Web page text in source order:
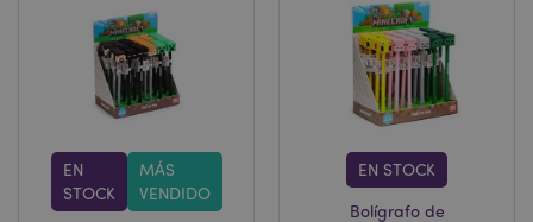
EN
STOCK
MÁS
VENDIDO
EN STOCK
Bolígrafo de